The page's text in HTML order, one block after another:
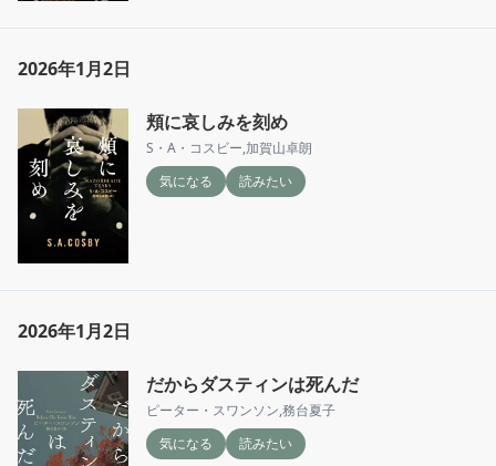
2026年1月2日
頬に哀しみを刻め
S・A・コスビー,加賀山卓朗
気になる
読みたい
2026年1月2日
だからダスティンは死んだ
ピーター・スワンソン,務台夏子
気になる
読みたい